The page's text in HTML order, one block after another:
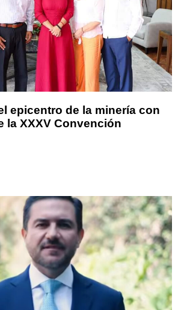
epicentro de la minería con
la XXXV Convención